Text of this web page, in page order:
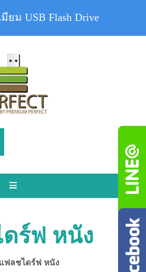
Toggle
ร์ฟ หนัง
แฟลชไดร์ฟ หนัง
ม USB Flash Drive